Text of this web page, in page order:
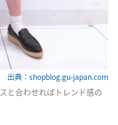
出典：shopblog.gu-japan.com
と合わせればトレンド感の